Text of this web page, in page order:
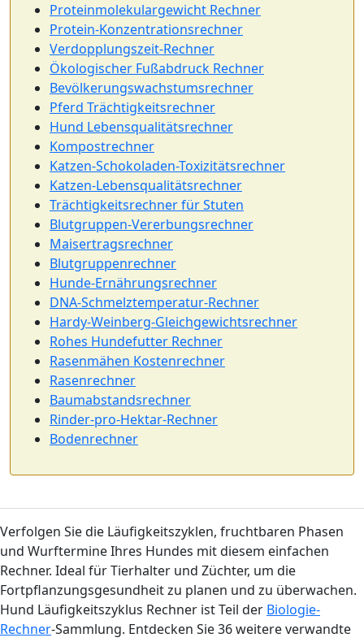
Proteinmolekulargewicht Rechner
Protein-Konzentrationsrechner
Verdopplungszeit-Rechner
Ökologischer Fußabdruck Rechner
Bevölkerungswachstumsrechner
Pferd Trächtigkeitsrechner
Hund Lebensqualitätsrechner
Kompostrechner
Katzen-Schokoladen-Toxizitätsrechner
Katzen-Lebensqualitätsrechner
Trächtigkeitsrechner für Stuten
Blutgruppen-Vererbungsrechner
Maisertragsrechner
Blutgruppenrechner
Hunde-Ernährungsrechner
DNA-Schmelztemperatur-Rechner
Hardy-Weinberg-Gleichgewichtsrechner
Rohes Hundefutter Rechner
Rasenmähen Kostenrechner
Rasenrechner
Baumabstandsrechner
Rinder-pro-Hektar-Rechner
Bodenrechner
Verfolgen Sie die Läufigkeitszyklen, fruchtbaren Phasen
und Wurftermine Ihres Hundes mit diesem einfachen
Rechner. Ideal für Tierhalter und Züchter, um die
Fortpflanzungsgesundheit zu planen und zu überwachen.
Hund Läufigkeitszyklus Rechner ist Teil der Biologie-
Rechner-Sammlung. Entdecken Sie 36 weitere verwandte